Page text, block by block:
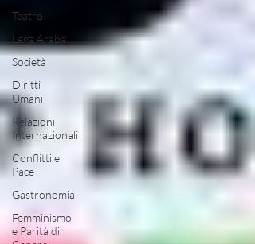
Teatro
Lega Araba
Società
Diritti
Umani
Relazioni
Internazionali
Conflitti e
Pace
Gastronomia
Femminismo
e Parità di